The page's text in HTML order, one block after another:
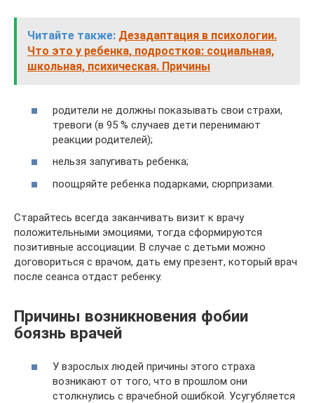
Читайте также: Дезадаптация в психологии.
Что это у ребенка, подростков: социальная,
школьная, психическая. Причины
родители не должны показывать свои страхи,
тревоги (в 95 % случаев дети перенимают
реакции родителей);
нельзя запугивать ребенка;
поощряйте ребенка подарками, сюрпризами.
Старайтесь всегда заканчивать визит к врачу
положительными эмоциями, тогда сформируются
позитивные ассоциации. В случае с детьми можно
договориться с врачом, дать ему презент, который врач
после сеанса отдаст ребенку.
Причины возникновения фобии
боязнь врачей
У взрослых людей причины этого страха
возникают от того, что в прошлом они
столкнулись с врачебной ошибкой. Усугубляется